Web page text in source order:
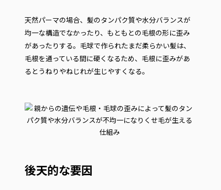
天然パーマの場合、髪のタンパク質や水分バランスが
均一な構造でなかったり、もともとの毛根の形に歪み
があったりする。毛球で作られたまだ柔らかい髪は、
毛根を通っている間に硬くなるため、毛根に歪みがあ
るとうねりやねじれが生じやすくなる。
後天的な要因